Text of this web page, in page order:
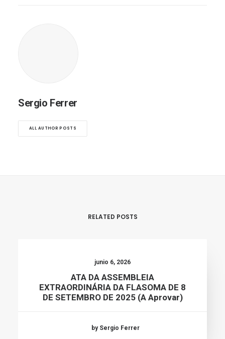
Sergio Ferrer
ALL AUTHOR POSTS
RELATED POSTS
junio 6, 2026
ATA DA ASSEMBLEIA
EXTRAORDINÁRIA DA FLASOMA DE 8
DE SETEMBRO DE 2025 (a Aprovar)
by Sergio Ferrer